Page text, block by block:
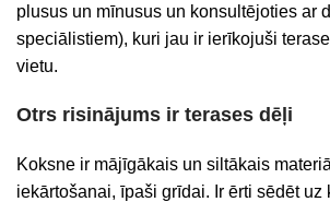
plusus un mīnusus un konsultējoties ar
speciālistiem), kuri jau ir ierīkojuši
vietu.
Otrs risinājums ir terases dēļi
Koksne ir mājīgākais un siltākais
iekārtošanai, īpaši grīdai. Ir ērti sēdēt uz